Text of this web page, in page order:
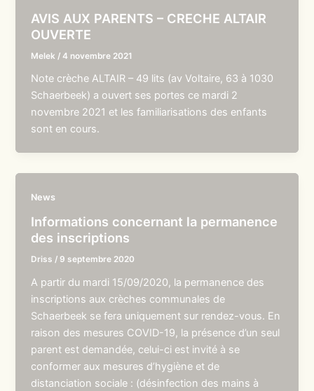
AVIS AUX PARENTS – CRECHE ALTAIR
OUVERTE
Melek /4 novembre 2021
Note crèche ALTAIR – 49 lits (av Voltaire, 63 à 1030
Schaerbeek) a ouvert ses portes ce mardi 2
novembre 2021 et les familiarisations des enfants
sont en cours.
News
Informations concernant la permanence
des inscriptions
Driss / 9 septembre 2020
A partir du mardi 15/09/2020, la permanence des
inscriptions aux crèches communales de
Schaerbeek se fera uniquement sur rendez-vous. En
raison des mesures COVID-19, la présence d’un seul
parent est demandée, celui-ci est invité à se
conformer aux mesures d’hygiène et de
distanciation sociale : (désinfection des mains à